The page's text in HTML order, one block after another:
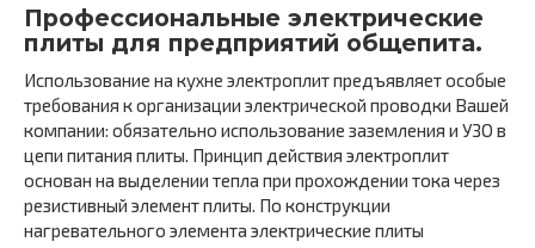
Профессиональные электрические
плиты для предприятий общепита.
Использование на кухне электроплит предъявляет особые
требования к организации электрической проводки Вашей
компании: обязательно использование заземления и УЗО в
цепи питания плиты. Принцип действия электроплит
основан на выделении тепла при прохождении тока через
резистивный элемент плиты. По конструкции
нагревательного элемента электрические плиты